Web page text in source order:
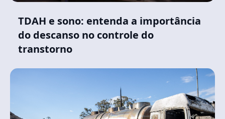
TDAH e sono: entenda a importância
do descanso no controle do
transtorno